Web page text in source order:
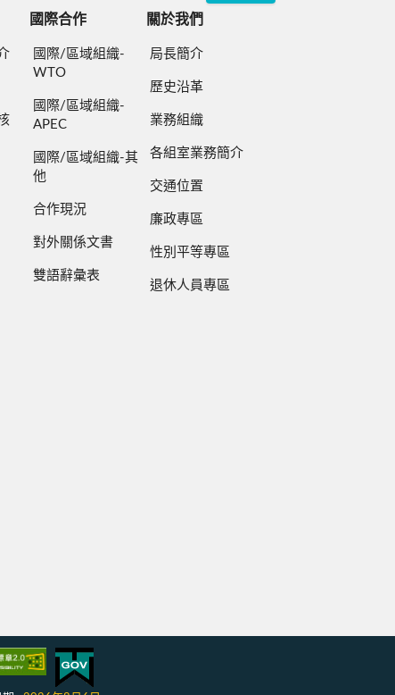
國際合作
國際/區域組織-
WTO
國際/區域組織-
APEC
國際/區域組織-其
他
合作現況
對外關係文書
雙語辭彙表
關於我們
局長簡介
歷史沿革
業務組織
各組室業務簡介
交通位置
廉政專區
性別平等專區
退休人員專區